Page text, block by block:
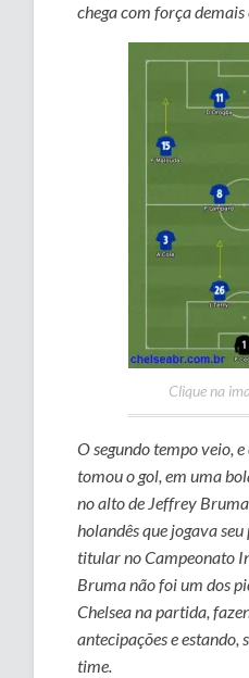
chega com força
Clique na
O segundo tempo veio,
tomou o gol, em uma
no alto de Jeffrey
holandês que jogava
titular no Campeonato
Bruma não foi um dos
Chelsea na partida,
antecipações e estando,
time.